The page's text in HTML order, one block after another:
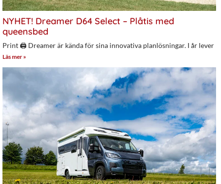
NYHET! Dreamer D64 Select – Plåtis med
queensbed
Print 🖨 Dreamer är kända för sina innovativa planlösningar. I år lever
Läs mer »